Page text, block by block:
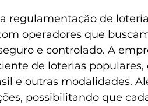
regulamentação de
operadores que
e controlado. A
de loterias
e outras modalidades.
possibilitando que